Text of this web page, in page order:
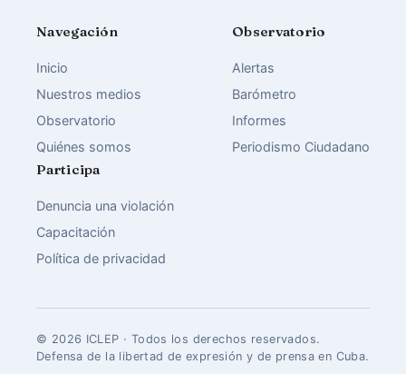
Navegación
Inicio
Nuestros medios
Observatorio
Quiénes somos
Observatorio
Alertas
Barómetro
Informes
Periodismo Ciudadano
Participa
Denuncia una violación
Capacitación
Política de privacidad
© 2026 ICLEP · Todos los derechos reservados.
Defensa de la libertad de expresión y de prensa en Cuba.